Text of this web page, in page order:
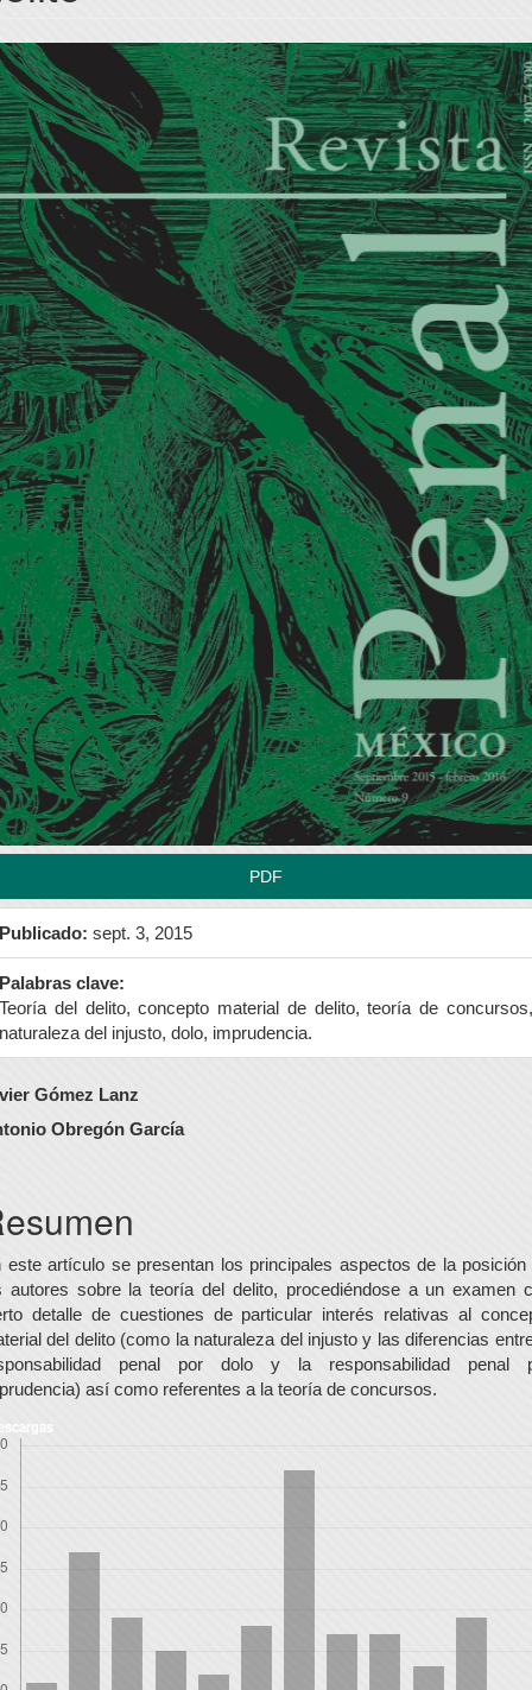
PDF
Publicado: sept. 3, 2015
Palabras clave:
Teoría del delito, concepto material de delito, teoría de concursos,
naturaleza del injusto, dolo, imprudencia.
Gómez Lanz
Obregón García
este artículo se presentan los principales aspectos de la posición
autores sobre la teoría del delito, procediéndose a un examen
detalle de cuestiones de particular interés relativas al
del delito (como la naturaleza del injusto y las diferencias
penal por dolo y la responsabilidad penal
así como referentes a la teoría de concursos.